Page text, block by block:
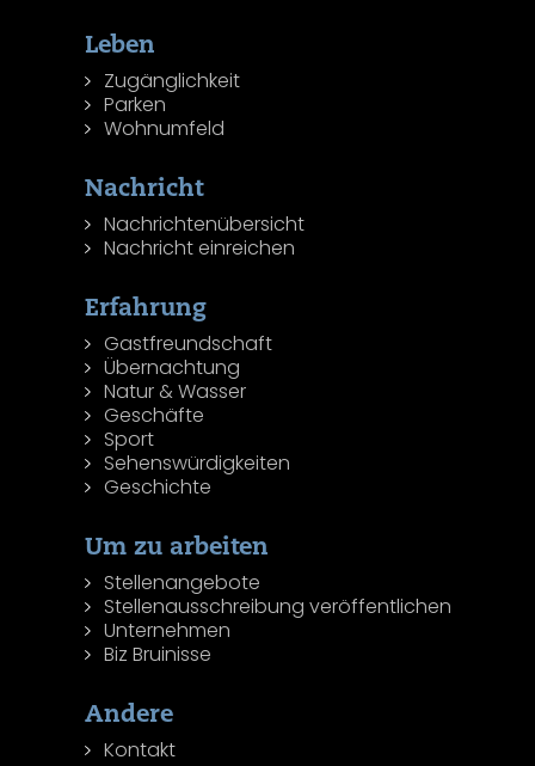
Leben
Zugänglichkeit
Parken
Wohnumfeld
Nachricht
Nachrichtenübersicht
Nachricht einreichen
Erfahrung
Gastfreundschaft
Übernachtung
Natur & Wasser
Geschäfte
Sport
Sehenswürdigkeiten
Geschichte
Um zu arbeiten
Stellenangebote
Stellenausschreibung veröffentlichen
Unternehmen
Biz Bruinisse
Andere
Kontakt